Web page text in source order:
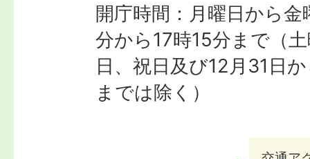
開庁時間：月曜日から
分から17時15分まで（
日、祝日及び12月31日
までは除く）